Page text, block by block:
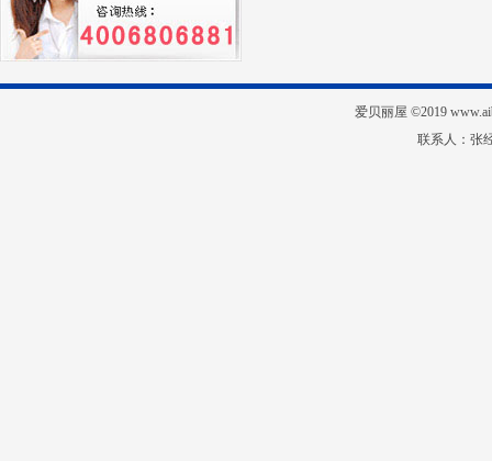
爱贝丽屋 ©2019
联系人：张